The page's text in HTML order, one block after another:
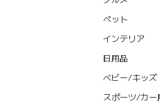
ペット
インテリア
日用品
ベビー/キッズ
スポーツ/カー